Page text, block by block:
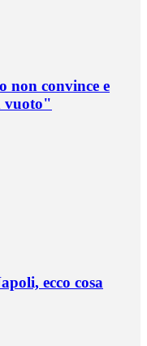
non convince e
vuoto"
ecco cosa